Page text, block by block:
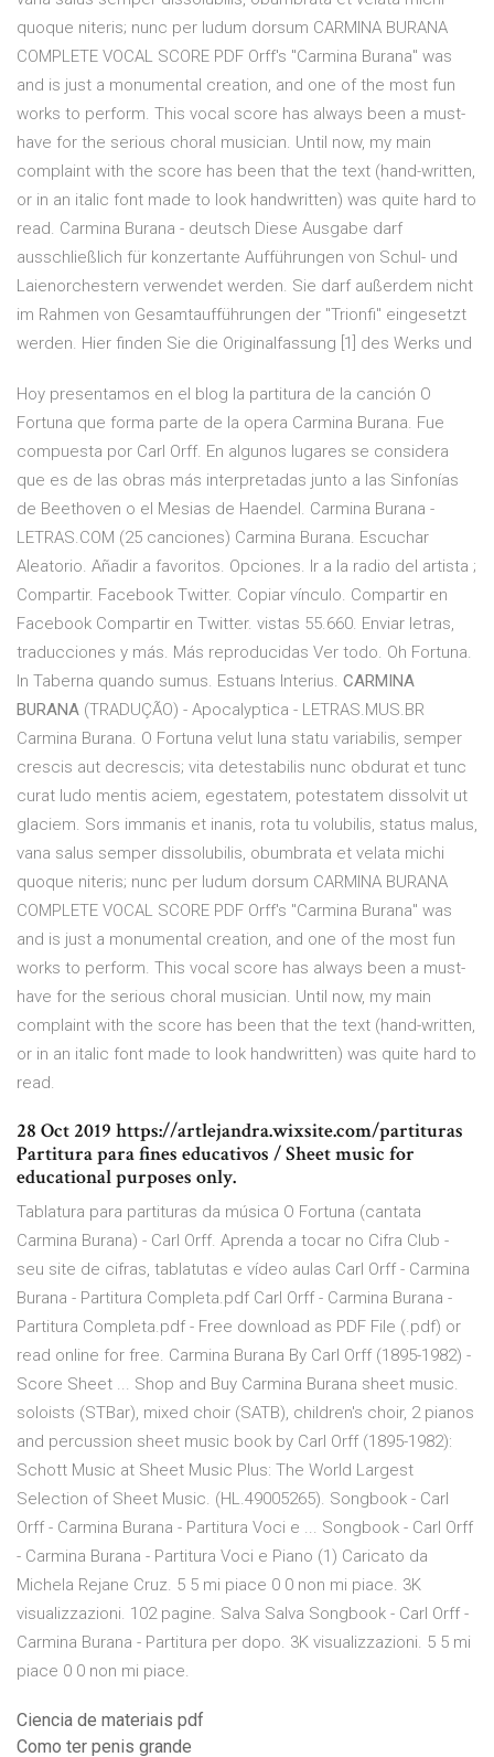
quoque niteris; nunc per ludum dorsum CARMINA BURANA
COMPLETE VOCAL SCORE PDF Orff's "Carmina Burana" was
and is just a monumental creation, and one of the most fun
works to perform. This vocal score has always been a must-
have for the serious choral musician. Until now, my main
complaint with the score has been that the text (hand-written,
or in an italic font made to look handwritten) was quite hard to
read. Carmina Burana - deutsch Diese Ausgabe darf
ausschließlich für konzertante Aufführungen von Schul- und
Laienorchestern verwendet werden. Sie darf außerdem nicht
im Rahmen von Gesamtaufführungen der "Trionfi" eingesetzt
werden. Hier finden Sie die Originalfassung [1] des Werks und
Hoy presentamos en el blog la partitura de la canción O
Fortuna que forma parte de la opera Carmina Burana. Fue
compuesta por Carl Orff. En algunos lugares se considera
que es de las obras más interpretadas junto a las Sinfonías
de Beethoven o el Mesias de Haendel. Carmina Burana -
LETRAS.COM (25 canciones) Carmina Burana. Escuchar
Aleatorio. Añadir a favoritos. Opciones. Ir a la radio del artista ;
Compartir. Facebook Twitter. Copiar vínculo. Compartir en
Facebook Compartir en Twitter. vistas 55.660. Enviar letras,
traducciones y más. Más reproducidas Ver todo. Oh Fortuna.
In Taberna quando sumus. Estuans Interius. CARMINA
BURANA (TRADUÇÃO) - Apocalyptica - LETRAS.MUS.BR
Carmina Burana. O Fortuna velut luna statu variabilis, semper
crescis aut decrescis; vita detestabilis nunc obdurat et tunc
curat ludo mentis aciem, egestatem, potestatem dissolvit ut
glaciem. Sors immanis et inanis, rota tu volubilis, status malus,
vana salus semper dissolubilis, obumbrata et velata michi
quoque niteris; nunc per ludum dorsum CARMINA BURANA
COMPLETE VOCAL SCORE PDF Orff's "Carmina Burana" was
and is just a monumental creation, and one of the most fun
works to perform. This vocal score has always been a must-
have for the serious choral musician. Until now, my main
complaint with the score has been that the text (hand-written,
or in an italic font made to look handwritten) was quite hard to
read.
28 Oct 2019 https://artlejandra.wixsite.com/partituras
Partitura para fines educativos / Sheet music for
educational purposes only.
Tablatura para partituras da música O Fortuna (cantata
Carmina Burana) - Carl Orff. Aprenda a tocar no Cifra Club -
seu site de cifras, tablatutas e vídeo aulas Carl Orff - Carmina
Burana - Partitura Completa.pdf Carl Orff - Carmina Burana -
Partitura Completa.pdf - Free download as PDF File (.pdf) or
read online for free. Carmina Burana By Carl Orff (1895-1982) -
Score Sheet ... Shop and Buy Carmina Burana sheet music.
soloists (STBar), mixed choir (SATB), children's choir, 2 pianos
and percussion sheet music book by Carl Orff (1895-1982):
Schott Music at Sheet Music Plus: The World Largest
Selection of Sheet Music. (HL.49005265). Songbook - Carl
Orff - Carmina Burana - Partitura Voci e ... Songbook - Carl Orff
- Carmina Burana - Partitura Voci e Piano (1) Caricato da
Michela Rejane Cruz. 5 5 mi piace 0 0 non mi piace. 3K
visualizzazioni. 102 pagine. Salva Salva Songbook - Carl Orff -
Carmina Burana - Partitura per dopo. 3K visualizzazioni. 5 5 mi
piace 0 0 non mi piace.
Ciencia de materiais pdf
Como ter penis grande